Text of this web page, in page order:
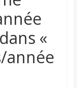
«
année